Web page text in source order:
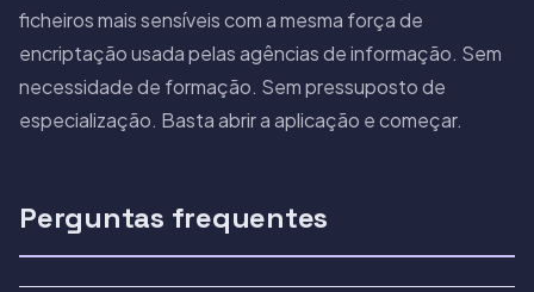
ficheiros mais sensíveis com a mesma força de
encriptação usada pelas agências de informação. Sem
necessidade de formação. Sem pressuposto de
especialização. Basta abrir a aplicação e começar.
Perguntas frequentes